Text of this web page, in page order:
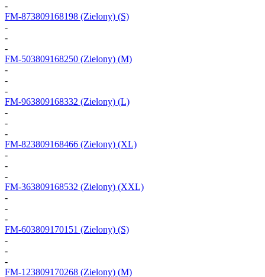
-
FM-873809168198 (Zielony) (S)
-
-
-
FM-503809168250 (Zielony) (M)
-
-
-
FM-963809168332 (Zielony) (L)
-
-
-
FM-823809168466 (Zielony) (XL)
-
-
-
FM-363809168532 (Zielony) (XXL)
-
-
-
FM-603809170151 (Zielony) (S)
-
-
-
FM-123809170268 (Zielony) (M)